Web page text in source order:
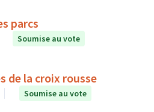
parcs
Soumise au vote
de la croix rousse
Soumise au vote